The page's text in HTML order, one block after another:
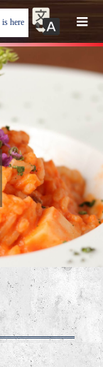
is here